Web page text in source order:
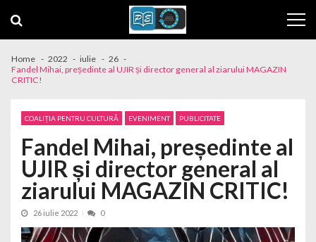
Home 2022 iulie
26
Fandel Mihai, președinte al UJIR și director general al ziarului MAGAZIN
CRITIC!
COALIȚIA PENTRU CULTURĂ EVENIMENT PUBLICITATE
Fandel Mihai, președinte al
UJIR și director general al
ziarului MAGAZIN CRITIC!
26 iulie 2022 0